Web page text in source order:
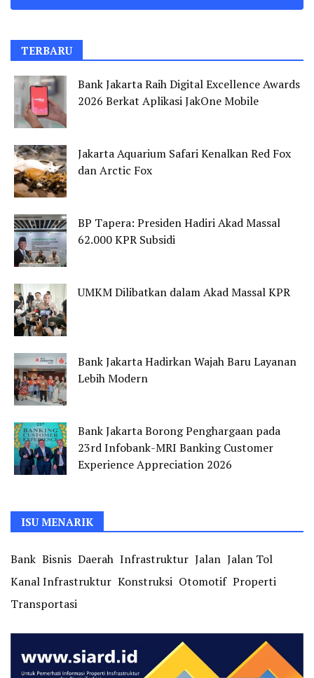
TERBARU
Bank Jakarta Raih Digital Excellence Awards
2026 Berkat Aplikasi JakOne Mobile
Jakarta Aquarium Safari Kenalkan Red Fox
dan Arctic Fox
BP Tapera: Presiden Hadiri Akad Massal
62.000 KPR Subsidi
UMKM Dilibatkan dalam Akad Massal KPR
Bank Jakarta Hadirkan Wajah Baru Layanan
Lebih Modern
Bank Jakarta Borong Penghargaan pada
23rd Infobank-MRI Banking Customer
Experience Appreciation 2026
ISU MENARIK
Bank Bisnis Daerah Infrastruktur Jalan Jalan Tol
Kanal Infrastruktur Konstruksi Otomotif Properti
Transportasi